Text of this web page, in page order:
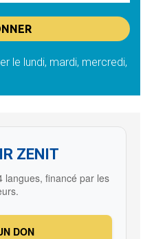
le lundi, mardi, mercredi,
ZENIT
langues, financé par les
DON